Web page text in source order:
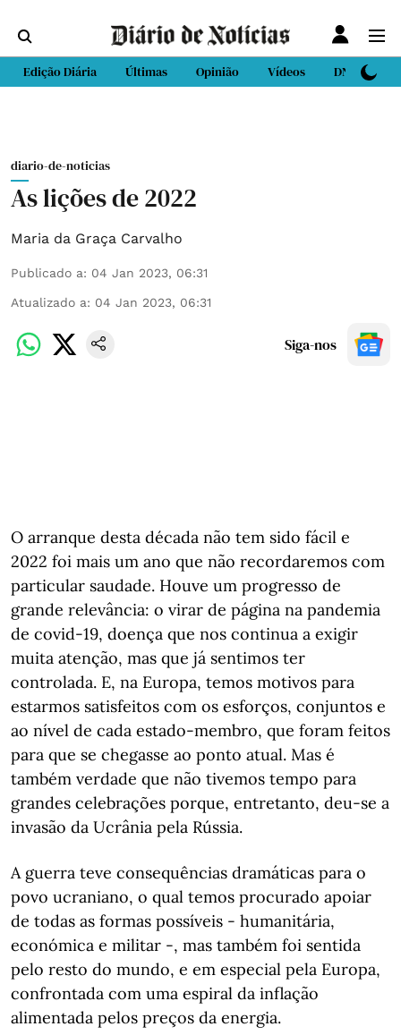
Edição Diária Últimas Opinião Vídeos DN Sport
diario-de-noticias
As lições de 2022
Maria da Graça Carvalho
Publicado a: 04 Jan 2023, 06:31
Atualizado a: 04 Jan 2023, 06:31
Siga-nos
O arranque desta década não tem sido fácil e
2022 foi mais um ano que não recordaremos com
particular saudade. Houve um progresso de
grande relevância: o virar de página na pandemia
de covid-19, doença que nos continua a exigir
muita atenção, mas que já sentimos ter
controlada. E, na Europa, temos motivos para
estarmos satisfeitos com os esforços, conjuntos e
ao nível de cada estado-membro, que foram feitos
para que se chegasse ao ponto atual. Mas é
também verdade que não tivemos tempo para
grandes celebrações porque, entretanto, deu-se a
invasão da Ucrânia pela Rússia.
A guerra teve consequências dramáticas para o
povo ucraniano, o qual temos procurado apoiar
de todas as formas possíveis - humanitária,
económica e militar -, mas também foi sentida
pelo resto do mundo, e em especial pela Europa,
confrontada com uma espiral da inflação
alimentada pelos preços da energia.